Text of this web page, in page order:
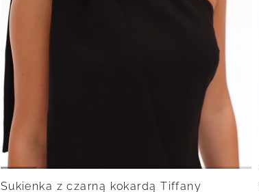
Sukienka z czarną kokardą Tiffany